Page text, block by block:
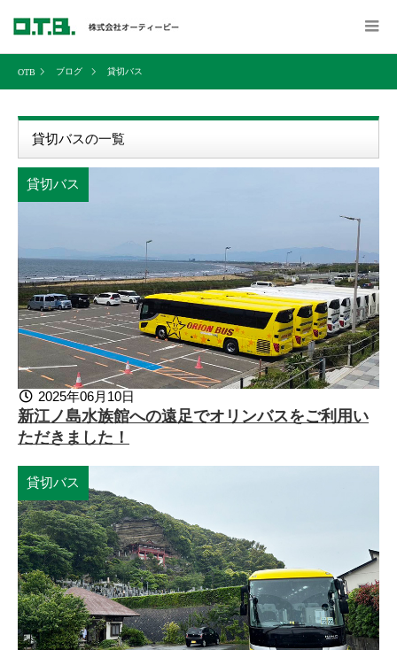
ブログ 貸切バス
貸切バスの一覧
貸切バス
2025年06月10日
新江ノ島水族館への遠足でオリンバスをご利用い
ただきました！
貸切バス